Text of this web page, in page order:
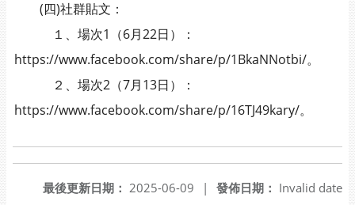
(四)社群貼文：
１、場次1（6月22日）：
https://www.facebook.com/share/p/1BkaNNotbi/。
２、場次2（7月13日）：
https://www.facebook.com/share/p/16TJ49kary/。
發佈日期： Invalid date
最後更新日期： 2025-06-09 |